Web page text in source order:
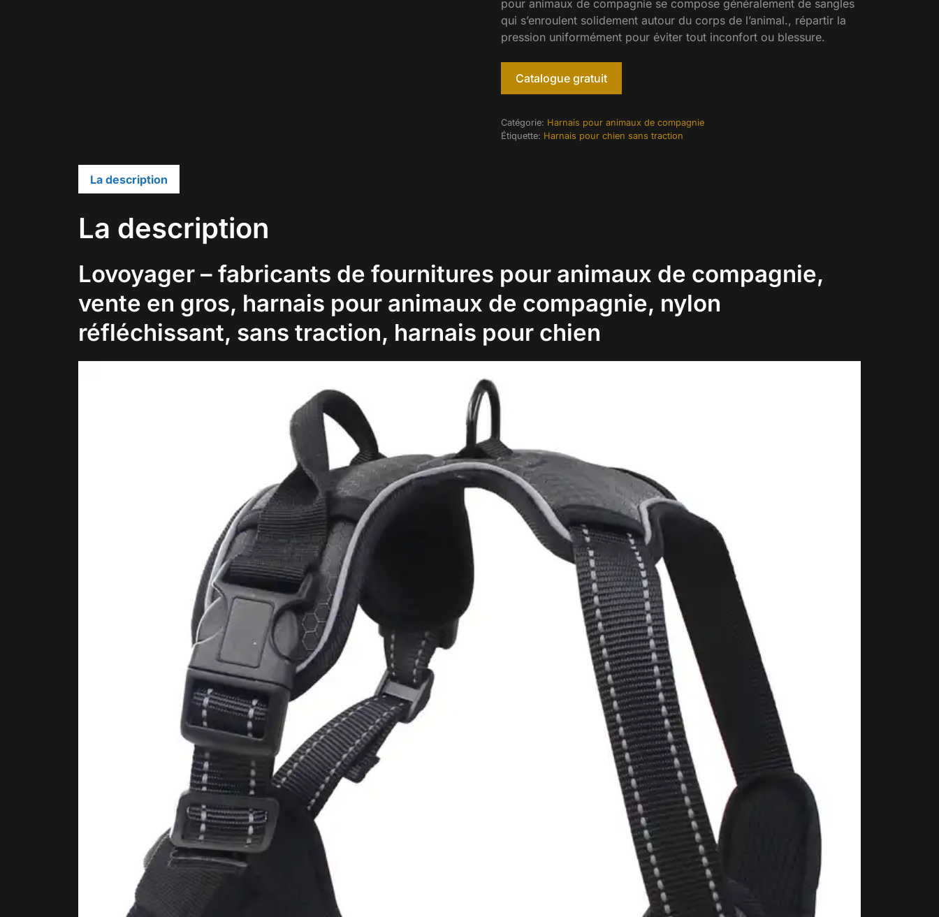
pour animaux de compagnie se compose généralement de sangles
qui s’enroulent solidement autour du corps de l’animal., répartir la
pression uniformément pour éviter tout inconfort ou blessure.
Catalogue gratuit
Catégorie: Harnais pour animaux de compagnie
Étiquette: Harnais pour chien sans traction
La description
La description
Lovoyager – fabricants de fournitures pour animaux de compagnie,
vente en gros, harnais pour animaux de compagnie, nylon
réfléchissant, sans traction, harnais pour chien